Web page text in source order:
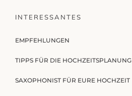
INTERESSANTES
EMPFEHLUNGEN
TIPPS FÜR DIE HOCHZEITSPLANUNG
SAXOPHONIST FÜR EURE HOCHZEIT